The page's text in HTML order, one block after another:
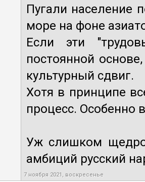
Пугали население
море на фоне
Если эти
постоянной
культурный сдвиг.
Хотя в принципе
процесс. Особенно
Уж слишком
амбиций русский
7 ноября 2021, воскресенье